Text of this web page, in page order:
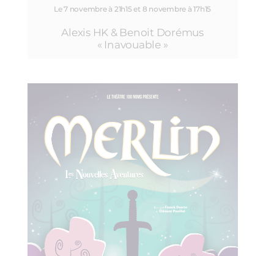
Le 7 novembre à 21h15 et 8 novembre à 17h15
Alexis HK & Benoit Dorémus
« Inavouable »